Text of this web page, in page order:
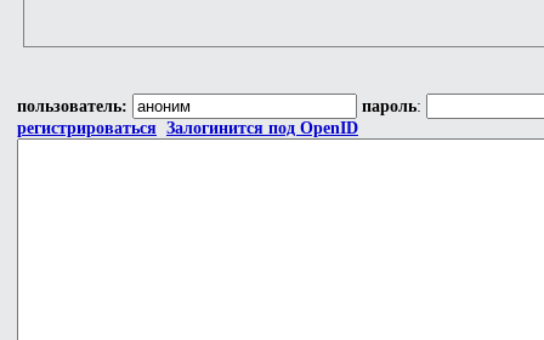
пользователь: пароль:
регистрироваться Залогинится под OpenID